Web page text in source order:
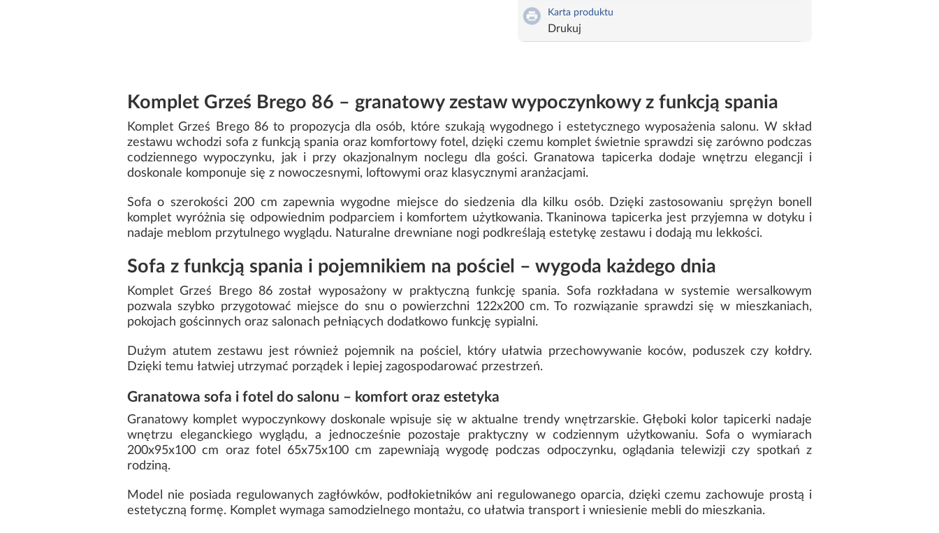
Karta produktu
Drukuj
Komplet Grześ Brego 86 – granatowy zestaw wypoczynkowy z funkcją spania
Komplet Grześ Brego 86 to propozycja dla osób, które szukają wygodnego i estetycznego wyposażenia salonu. W skład
zestawu wchodzi sofa z funkcją spania oraz komfortowy fotel, dzięki czemu komplet świetnie sprawdzi się zarówno podczas
codziennego wypoczynku, jak i przy okazjonalnym noclegu dla gości. Granatowa tapicerka dodaje wnętrzu elegancji i
doskonale komponuje się z nowoczesnymi, loftowymi oraz klasycznymi aranżacjami.
Sofa o szerokości 200 cm zapewnia wygodne miejsce do siedzenia dla kilku osób. Dzięki zastosowaniu sprężyn bonell
komplet wyróżnia się odpowiednim podparciem i komfortem użytkowania. Tkaninowa tapicerka jest przyjemna w dotyku i
nadaje meblom przytulnego wyglądu. Naturalne drewniane nogi podkreślają estetykę zestawu i dodają mu lekkości.
Sofa z funkcją spania i pojemnikiem na pościel – wygoda każdego dnia
Komplet Grześ Brego 86 został wyposażony w praktyczną funkcję spania. Sofa rozkładana w systemie wersalkowym
pozwala szybko przygotować miejsce do snu o powierzchni 122x200 cm. To rozwiązanie sprawdzi się w mieszkaniach,
pokojach gościnnych oraz salonach pełniących dodatkowo funkcję sypialni.
Dużym atutem zestawu jest również pojemnik na pościel, który ułatwia przechowywanie koców, poduszek czy kołdry.
Dzięki temu łatwiej utrzymać porządek i lepiej zagospodarować przestrzeń.
Granatowa sofa i fotel do salonu – komfort oraz estetyka
Granatowy komplet wypoczynkowy doskonale wpisuje się w aktualne trendy wnętrzarskie. Głęboki kolor tapicerki nadaje
wnętrzu eleganckiego wyglądu, a jednocześnie pozostaje praktyczny w codziennym użytkowaniu. Sofa o wymiarach
200x95x100 cm oraz fotel 65x75x100 cm zapewniają wygodę podczas odpoczynku, oglądania telewizji czy spotkań z
rodziną.
Model nie posiada regulowanych zagłówków, podłokietników ani regulowanego oparcia, dzięki czemu zachowuje prostą i
estetyczną formę. Komplet wymaga samodzielnego montażu, co ułatwia transport i wniesienie mebli do mieszkania.